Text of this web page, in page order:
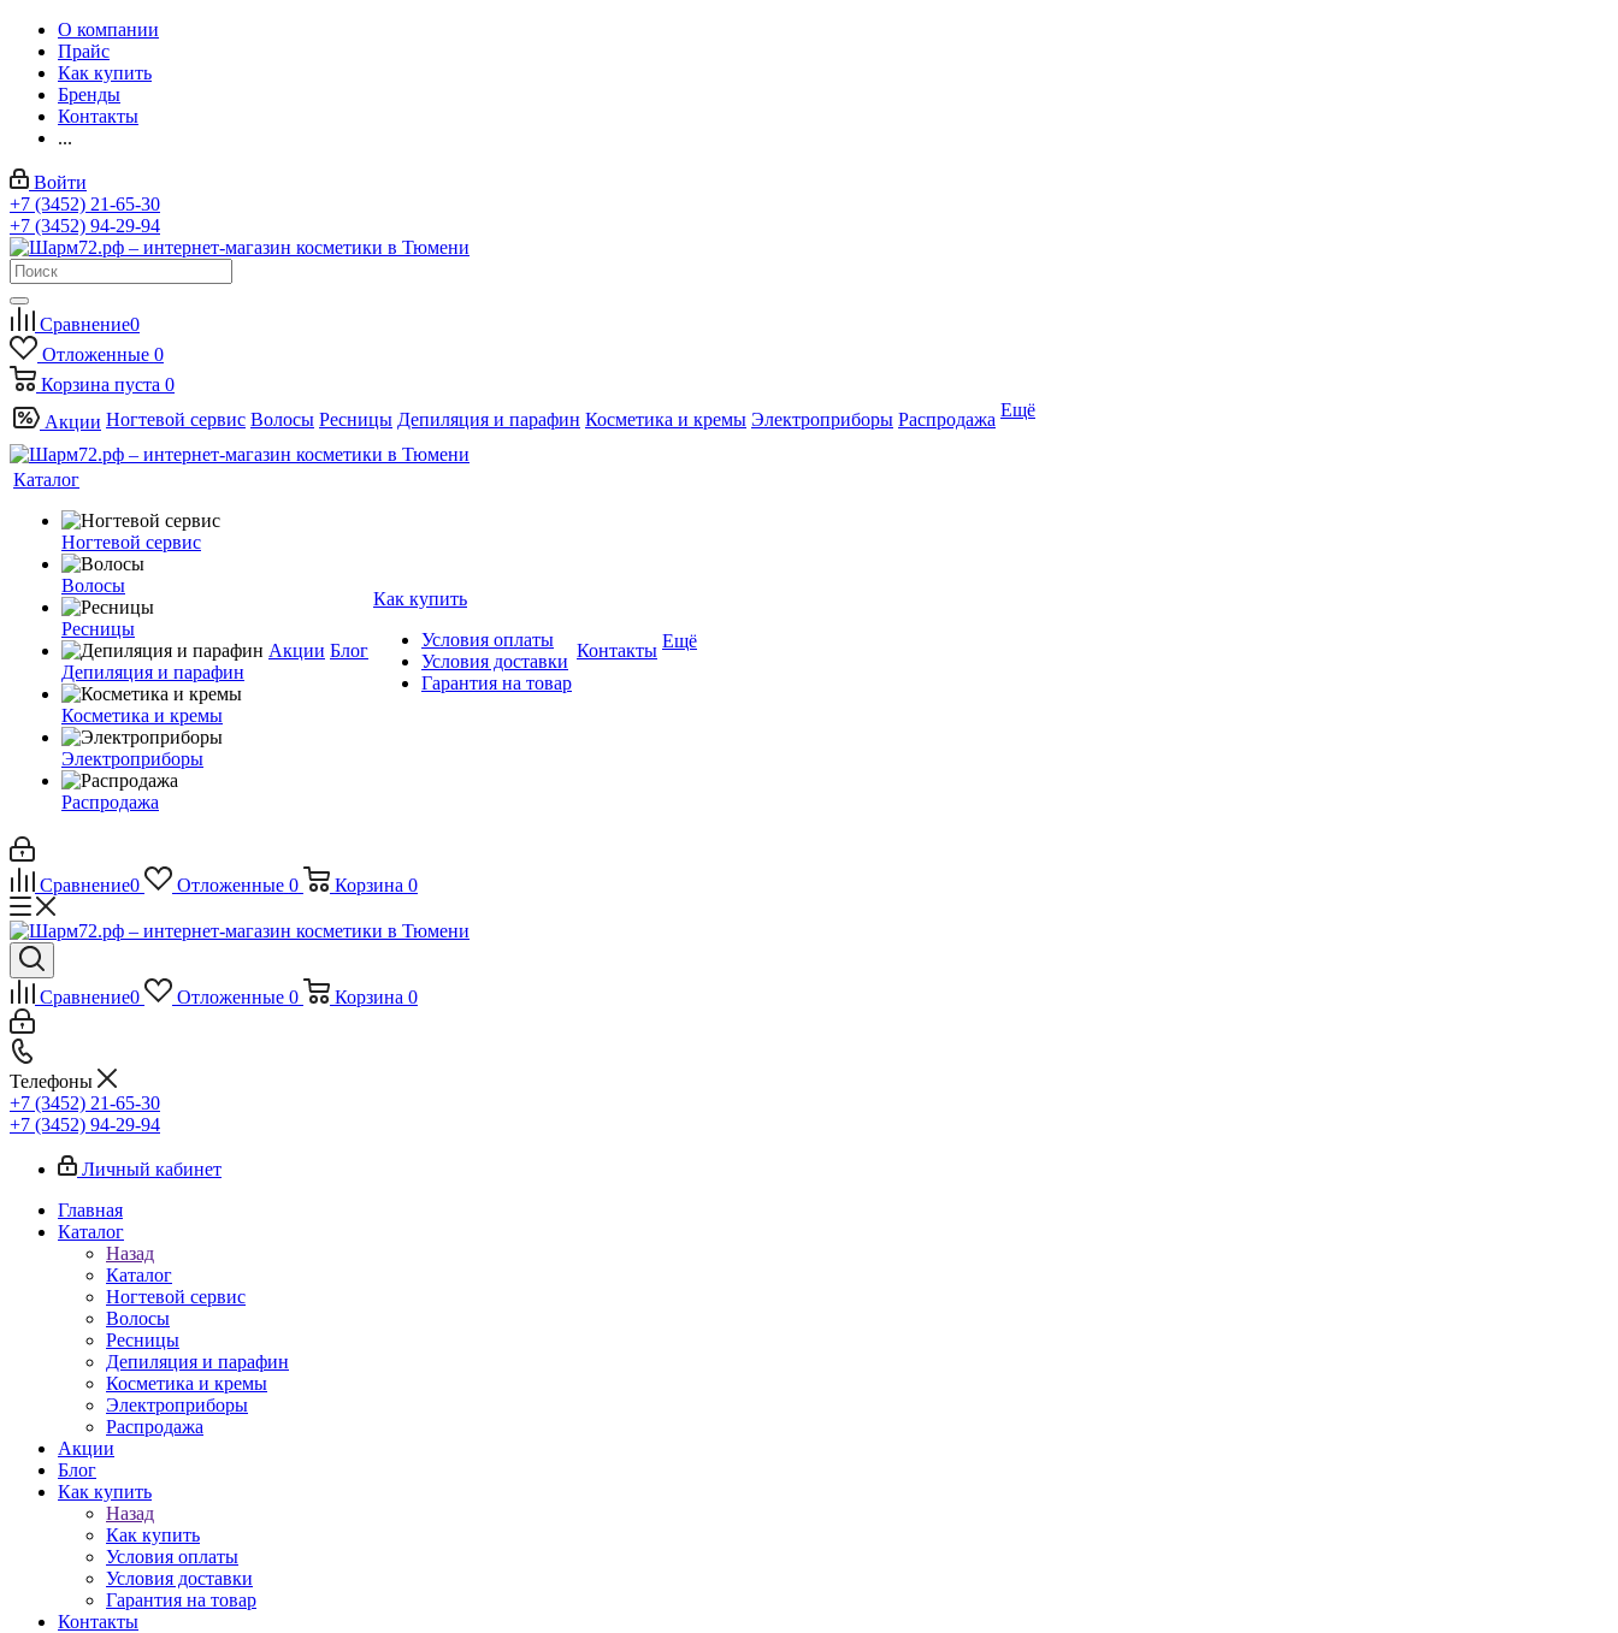
О компании
Прайс
Как купить
Бренды
Контакты
...
Войти
+7 (3452) 21-65-30
+7 (3452) 94-29-94
Сравнение0
Отложенные 0
Корзина пуста 0
Акции Ногтевой сервис Волосы Ресницы Депиляция и парафин Косметика и кремы Электроприборы Распродажа Ещё
Каталог
Ногтевой сервис
Волосы
Ресницы
Депиляция и парафин
Косметика и кремы
Электроприборы
Распродажа
Акции Блог
Как купить
Условия оплаты
Условия доставки
Гарантия на товар
Контакты Ещё
Сравнение0 Отложенные 0 Корзина 0
Сравнение0 Отложенные 0 Корзина 0
Телефоны
+7 (3452) 21-65-30
+7 (3452) 94-29-94
Личный кабинет
Главная
Каталог
Назад
Каталог
Ногтевой сервис
Волосы
Ресницы
Депиляция и парафин
Косметика и кремы
Электроприборы
Распродажа
Акции
Блог
Как купить
Назад
Как купить
Условия оплаты
Условия доставки
Гарантия на товар
Контакты